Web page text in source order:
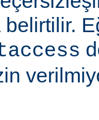
belirtilir.